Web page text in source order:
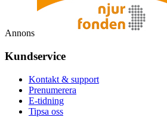
Annons
Kundservice
Kontakt & support
Prenumerera
E-tidning
Tipsa oss